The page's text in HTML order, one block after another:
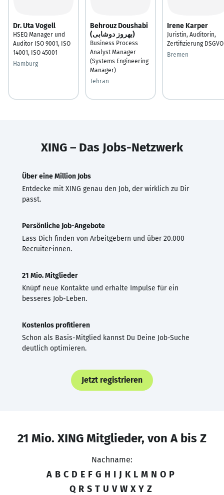
Dr. Uta Vogell
HSEQ Manager und
Auditor ISO 9001, ISO
14001, ISO 45001
Hamburg
Behrouz Doushabi
(بهروز دوشابی)
Business Process
Analyst Manager
(Systems Engineering
Manager)
Tehran
Irene Karper
Juristin, Auditorin,
Zertifizierung DSGVO
Bremen
XING – Das Jobs-Netzwerk
Über eine Million Jobs
Entdecke mit XING genau den Job, der wirklich zu Dir
passt.
Persönliche Job-Angebote
Lass Dich finden von Arbeitgebern und über 20.000
Recruiter·innen.
21 Mio. Mitglieder
Knüpf neue Kontakte und erhalte Impulse für ein
besseres Job-Leben.
Kostenlos profitieren
Schon als Basis-Mitglied kannst Du Deine Job-Suche
deutlich optimieren.
Jetzt registrieren
21 Mio. XING Mitglieder, von A bis Z
Nachname:
A B C D E F G H I J K L M N O P
Q R S T U V W X Y Z